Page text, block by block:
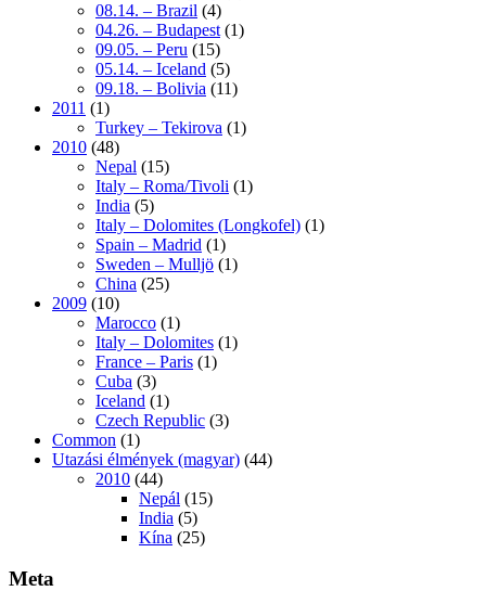
08.14. – Brazil (4)
04.26. – Budapest (1)
09.05. – Peru (15)
05.14. – Iceland (5)
09.18. – Bolivia (11)
2011 (1)
Turkey – Tekirova (1)
2010 (48)
Nepal (15)
Italy – Roma/Tivoli (1)
India (5)
Italy – Dolomites (Longkofel) (1)
Spain – Madrid (1)
Sweden – Mulljö (1)
China (25)
2009 (10)
Marocco (1)
Italy – Dolomites (1)
France – Paris (1)
Cuba (3)
Iceland (1)
Czech Republic (3)
Common (1)
Utazási élmények (magyar) (44)
2010 (44)
Nepál (15)
India (5)
Kína (25)
Meta